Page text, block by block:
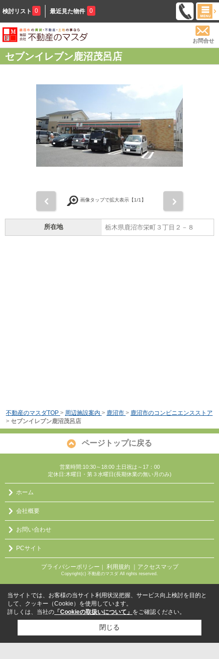
検討リスト 0 最近見た物件 0
お問合せ
セブンイレブン鹿沼茂呂店
画像タップで拡大表示【1/1】
所在地 栃木県鹿沼市栄町３丁目２－８
不動産のマスダTOP > 周辺施設案内 > 鹿沼市 > 鹿沼市のコンビニエンスストア
> セブンイレブン鹿沼茂呂店
ページトップに戻る
営業時間:10:30～18:00 土日祝は～17：00
定休日:木曜日・第３水曜日(長期休業の無い月のみ)
ホーム
会社概要
お問い合わせ
PCサイト
プライバシーポリシー ｜ 利用規約 ｜アクセスマップ
Copyright(c) 不動産のマスダ All rights reserved.
当サイトでは、お客様の当サイト利用状況把握、サービス向上検討を目的と
して、クッキー（Cookie）を使用しています。
詳しくは、当社の 「Cookieの取扱いについて」 をご確認ください。
閉じる